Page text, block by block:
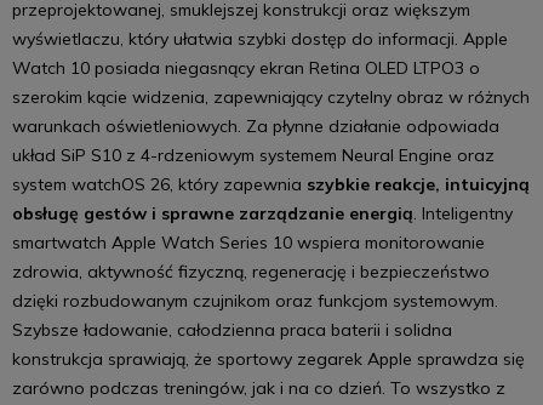
przeprojektowanej, smuklejszej konstrukcji oraz większym
wyświetlaczu, który ułatwia szybki dostęp do informacji. Apple
Watch 10 posiada niegasnący ekran Retina OLED LTPO3 o
szerokim kącie widzenia, zapewniający czytelny obraz w różnych
warunkach oświetleniowych. Za płynne działanie odpowiada
układ SiP S10 z 4-rdzeniowym systemem Neural Engine oraz
system watchOS 26, który zapewnia szybkie reakcje, intuicyjną
obsługę gestów i sprawne zarządzanie energią. Inteligentny
smartwatch Apple Watch Series 10 wspiera monitorowanie
zdrowia, aktywność fizyczną, regenerację i bezpieczeństwo
dzięki rozbudowanym czujnikom oraz funkcjom systemowym.
Szybsze ładowanie, całodzienna praca baterii i solidna
konstrukcja sprawiają, że sportowy zegarek Apple sprawdza się
zarówno podczas treningów, jak i na co dzień. To wszystko z